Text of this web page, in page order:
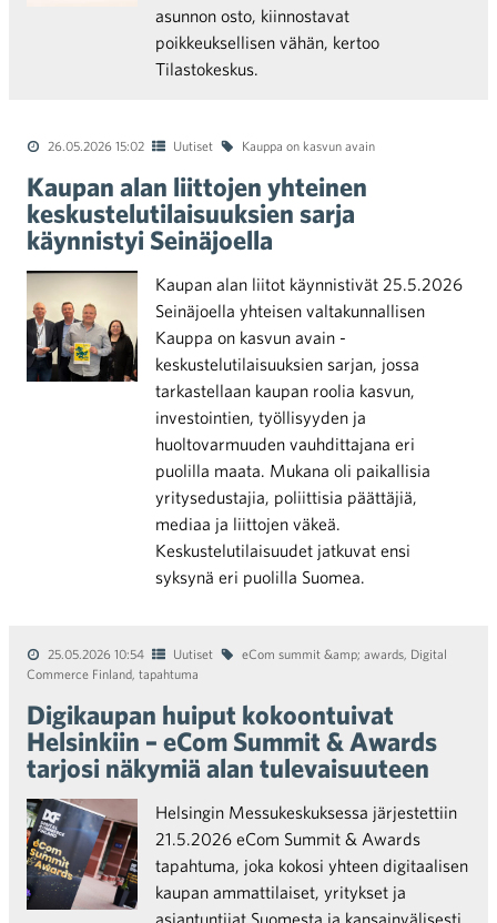
asunnon osto, kiinnostavat
poikkeuksellisen vähän, kertoo
Tilastokeskus.
26.05.2026 15:02 Uutiset Kauppa on kasvun avain
Kaupan alan liittojen yhteinen
keskustelutilaisuuksien sarja
käynnistyi Seinäjoella
Kaupan alan liitot käynnistivät 25.5.2026
Seinäjoella yhteisen valtakunnallisen
Kauppa on kasvun avain -
keskustelutilaisuuksien sarjan, jossa
tarkastellaan kaupan roolia kasvun,
investointien, työllisyyden ja
huoltovarmuuden vauhdittajana eri
puolilla maata. Mukana oli paikallisia
yritysedustajia, poliittisia päättäjiä,
mediaa ja liittojen väkeä.
Keskustelutilaisuudet jatkuvat ensi
syksynä eri puolilla Suomea.
25.05.2026 10:54 Uutiset eCom summit &amp; awards, Digital
Commerce Finland, tapahtuma
Digikaupan huiput kokoontuivat
Helsinkiin – eCom Summit & Awards
tarjosi näkymiä alan tulevaisuuteen
Helsingin Messukeskuksessa järjestettiin
21.5.2026 eCom Summit & Awards
tapahtuma, joka kokosi yhteen digitaalisen
kaupan ammattilaiset, yritykset ja
asiantuntijat Suomesta ja kansainvälisesti.